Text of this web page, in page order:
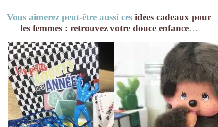
Vous aimerez peut-être aussi ces idées cadeaux pour
les femmes : retrouvez votre douce enfance…